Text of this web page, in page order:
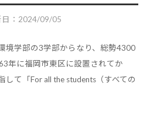
： 2024/09/05
境学部の3学部からなり、総勢4300
年に福岡市東区に設置されてか
て「For all the students（すべての